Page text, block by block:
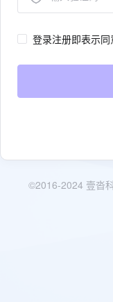
登录注册即表示同
©2016-2024 壹沓